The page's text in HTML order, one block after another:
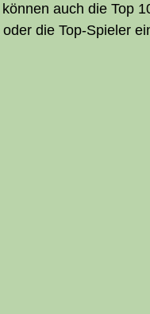
auch die Top
die Top-Spie­ler